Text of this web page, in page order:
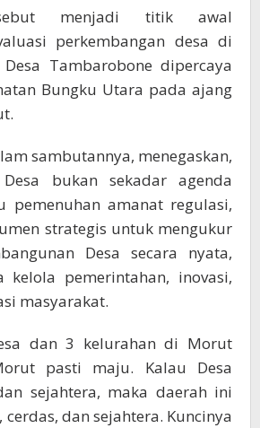
menjadi titik awal
perkembangan desa di
Tambarobone dipercaya
Bungku Utara pada ajang
sambutannya, menegaskan,
bukan sekadar agenda
pemenuhan amanat regulasi,
strategis untuk mengukur
Desa secara nyata,
pemerintahan, inovasi,
masyarakat.
dan 3 kelurahan di Morut
pasti maju. Kalau Desa
sejahtera, maka daerah ini
cerdas, dan sejahtera. Kuncinya